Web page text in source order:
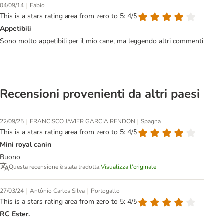
04/09/14 | Fabio
This is a stars rating area from zero to 5: 4/5
Appetibili
Sono molto appetibili per il mio cane, ma leggendo altri
Recensioni provenienti da altri paesi
22/09/25 | FRANCISCO JAVIER GARCIA RENDON | Spagna
This is a stars rating area from zero to 5: 4/5
Mini royal canin
Buono
Questa recensione è stata tradotta.Visualizza l'originale
27/03/24 | Antônio Carlos Silva | Portogallo
This is a stars rating area from zero to 5: 4/5
RC Ester.